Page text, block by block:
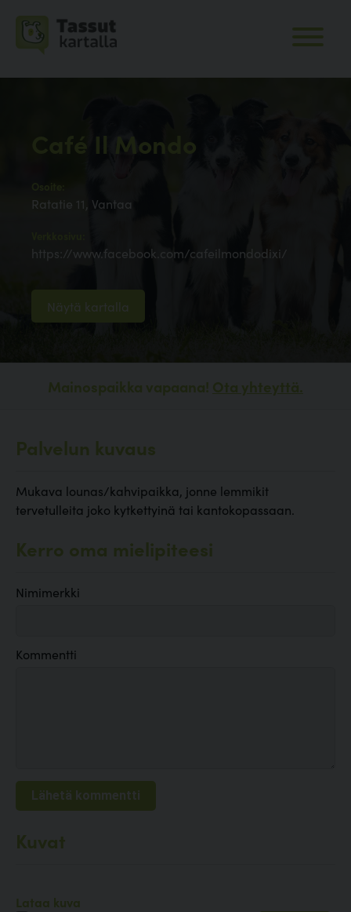
Café Il Mondo
Osoite:
Ratatie 11, Vantaa
https://www.facebook.com/cafeilmondodixi/
Näytä kartalla
Mainospaikka vapaana! Ota yhteyttä.
Palvelun kuvaus
Mukava lounas/kahvipaikka, jonne lemmikit
tervetulleita joko kytkettyinä tai kantokopassaan.
Kerro oma mielipiteesi
Nimimerkki
Kommentti
Kuvat
Lataa kuva